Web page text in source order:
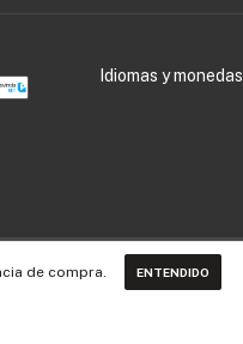
de compra. ENTENDIDO
Idiomas y monedas